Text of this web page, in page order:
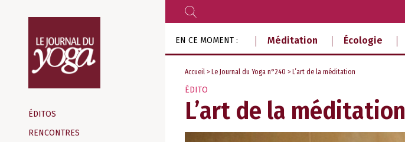
d‘information
indépendant
ÉDITOS
RENCONTRES
RECHERCHER
EN CE MOMENT : Méditation Écologie
Accueil > Le Journal du Yoga n°240 > L’art de la méditation
ÉDITO
L’art de la méditation